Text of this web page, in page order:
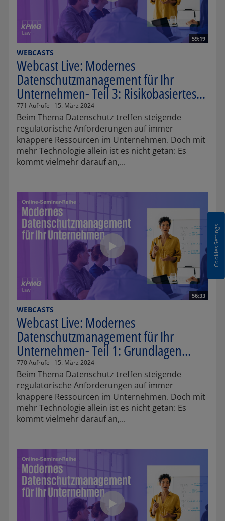
59:19
WEBCASTS
Webcast Live: Modernes
Datenschutzmanagement für Ihr
Unternehmen- Teil 3: Risikobasiertes...
771 Aufrufe 15. März 2024
Beim Thema Datenschutz treffen steigende
regulatorische Anforderungen auf immer
knappere Ressourcen im Unternehmen. Doch mit
mehr Technologie allein ist es nicht getan: Es
kommt vielmehr darauf an,...
56:33
WEBCASTS
Webcast Live: Modernes
Datenschutzmanagement für Ihr
Unternehmen- Teil 1: Grundlagen...
770 Aufrufe 15. März 2024
Beim Thema Datenschutz treffen steigende
regulatorische Anforderungen auf immer
knappere Ressourcen im Unternehmen. Doch mit
mehr Technologie allein ist es nicht getan: Es
kommt vielmehr darauf an,...
Cookies Settings